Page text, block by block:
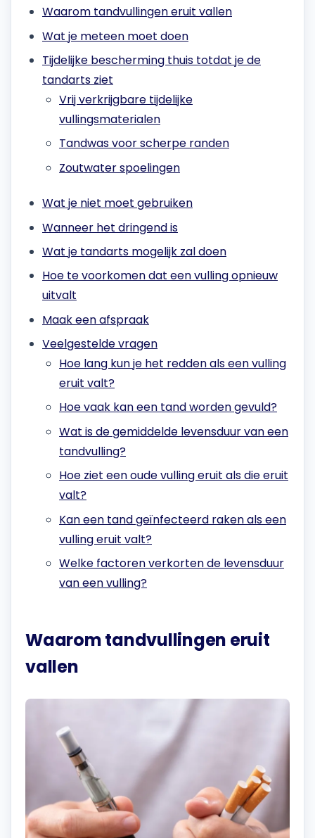
Waarom tandvullingen eruit vallen
Wat je meteen moet doen
Tijdelijke bescherming thuis totdat je de
tandarts ziet
Vrij verkrijgbare tijdelijke
vullingsmaterialen
Tandwas voor scherpe randen
Zoutwater spoelingen
Wat je niet moet gebruiken
Wanneer het dringend is
Wat je tandarts mogelijk zal doen
Hoe te voorkomen dat een vulling opnieuw
uitvalt
Maak een afspraak
Veelgestelde vragen
Hoe lang kun je het redden als een vulling
eruit valt?
Hoe vaak kan een tand worden gevuld?
Wat is de gemiddelde levensduur van een
tandvulling?
Hoe ziet een oude vulling eruit als die eruit
valt?
Kan een tand geïnfecteerd raken als een
vulling eruit valt?
Welke factoren verkorten de levensduur
van een vulling?
Waarom tandvullingen eruit
vallen